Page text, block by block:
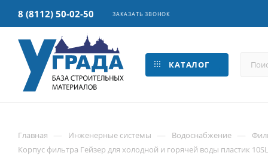
8 (8112) 50-02-50 ЗАКАЗАТЬ ЗВОНОК
КАТАЛОГ
Главная — Инженерные системы — Водоснабжение —
Корпус фильтра Гейзер для холодной и горячей воды пластик